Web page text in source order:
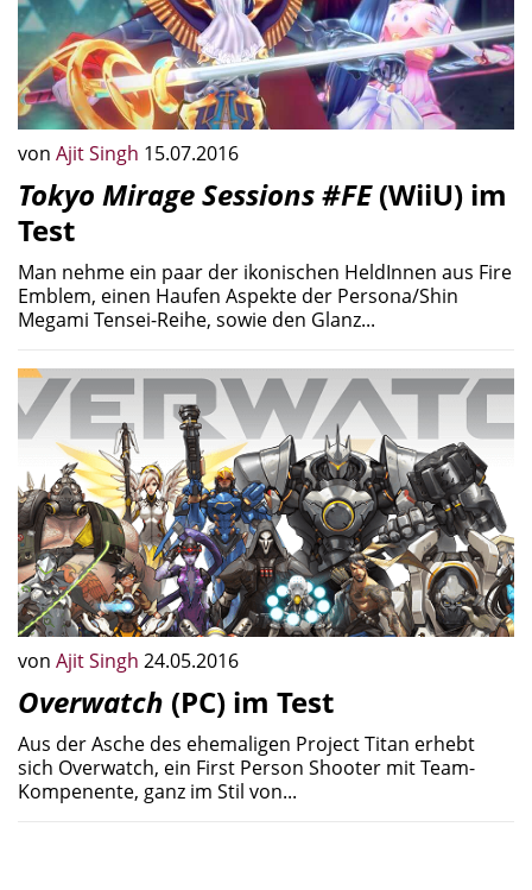
von Ajit Singh 15.07.2016
Tokyo Mirage Sessions #FE(WiiU) im
Test
Man nehme ein paar der ikonischen HeldInnen aus Fire
Emblem, einen Haufen Aspekte der Persona/Shin
Megami Tensei-Reihe, sowie den Glanz...
von Ajit Singh 24.05.2016
Overwatch (PC) im Test
Aus der Asche des ehemaligen Project Titan erhebt
sich Overwatch, ein First Person Shooter mit Team-
Kompenente, ganz im Stil von...